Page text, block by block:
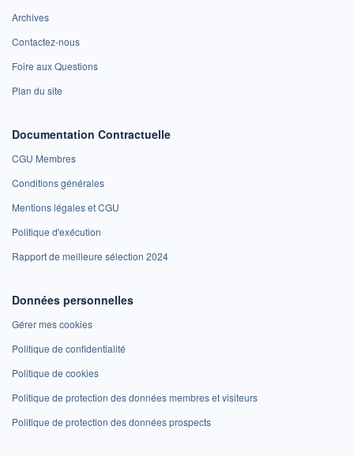
Archives
Contactez-nous
Foire aux Questions
Plan du site
Documentation Contractuelle
CGU Membres
Conditions générales
Mentions légales et CGU
Politique d'exécution
Rapport de meilleure sélection 2024
Données personnelles
Gérer mes cookies
Politique de confidentialité
Politique de cookies
Politique de protection des données membres et visiteurs
Politique de protection des données prospects